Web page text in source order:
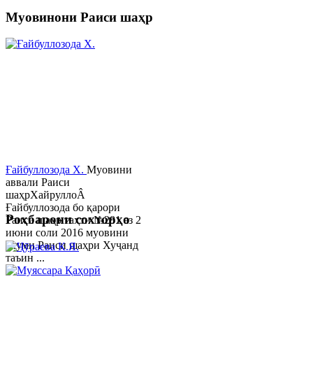
Муовинони Раиси шаҳр
Ғайбуллозода Х. Муовини
аввали Раиси
шаҳрХайруллоÂ
Ғайбуллозода бо қарори
Раиси шаҳр таҳти №281 аз 2
июни соли 2016 муовини
якуми Раиси шаҳри Хуҷанд
таъин ...
Роҳбарони сохторҳо